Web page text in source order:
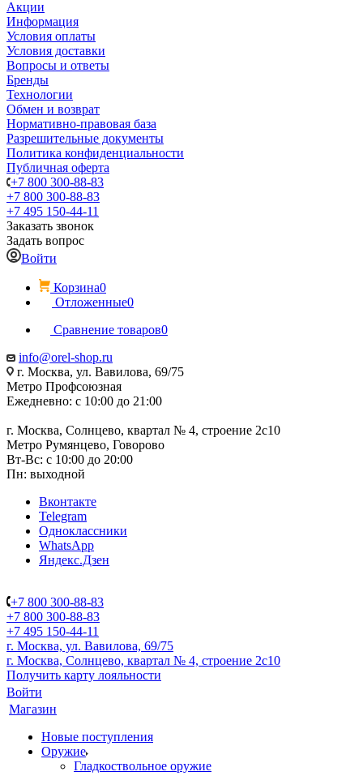
Акции
Информация
Условия оплаты
Условия доставки
Вопросы и ответы
Бренды
Технологии
Обмен и возврат
Нормативно-правовая база
Разрешительные документы
Политика конфиденциальности
Публичная оферта
+7 800 300-88-83
+7 800 300-88-83
+7 495 150-44-11
Заказать звонок
Задать вопрос
Войти
Корзина0
Отложенные0
Сравнение товаров0
info@orel-shop.ru
г. Москва, ул. Вавилова, 69/75
Метро Профсоюзная
Ежедневно: с 10:00 до 21:00
г. Москва, Солнцево, квартал № 4, строение 2с10
Метро Румянцево, Говорово
Вт-Вс: с 10:00 до 20:00
Пн: выходной
Вконтакте
Telegram
Одноклассники
WhatsApp
Яндекс.Дзен
+7 800 300-88-83
+7 800 300-88-83
+7 495 150-44-11
г. Москва, ул. Вавилова, 69/75
г. Москва, Солнцево, квартал № 4, строение 2с10
Получить карту лояльности
Войти
Магазин
Новые поступления
Оружие
Гладкоствольное оружие